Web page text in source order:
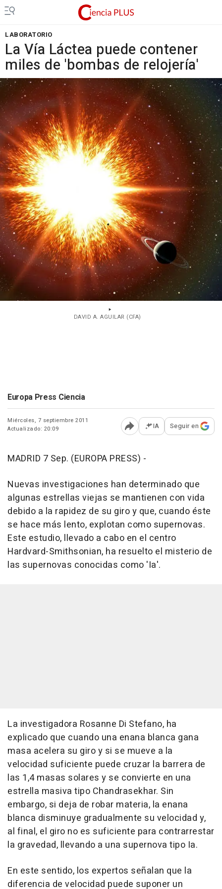
LABORATORIO
La Vía Láctea puede contener
miles de 'bombas de relojería'
DAVID A. AGUILAR (CFA)
Europa Press Ciencia
Miércoles, 7 septiembre 2011
Actualizado: 20:09
Abrir opciones para
IA Seguir en
MADRID 7 Sep. (EUROPA PRESS) -
Nuevas investigaciones han determinado que
algunas estrellas viejas se mantienen con vida
debido a la rapidez de su giro y que, cuando éste
se hace más lento, explotan como supernovas.
Este estudio, llevado a cabo en el centro
Hardvard-Smithsonian, ha resuelto el misterio de
las supernovas conocidas como 'Ia'.
La investigadora Rosanne Di Stefano, ha
explicado que cuando una enana blanca gana
masa acelera su giro y si se mueve a la
velocidad suficiente puede cruzar la barrera de
las 1,4 masas solares y se convierte en una
estrella masiva tipo Chandrasekhar. Sin
embargo, si deja de robar materia, la enana
blanca disminuye gradualmente su velocidad y,
al final, el giro no es suficiente para contrarrestar
la gravedad, llevando a una supernova tipo Ia.
En este sentido, los expertos señalan que la
diferencia de velocidad puede suponer un